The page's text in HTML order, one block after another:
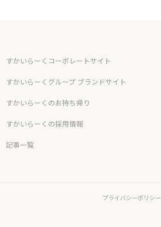
すかいらーくコーポレートサイト
すかいらーくグループ ブランドサイト
すかいらーくのお持ち帰り
すかいらーくの採用情報
記事一覧
プライバシーポリシー